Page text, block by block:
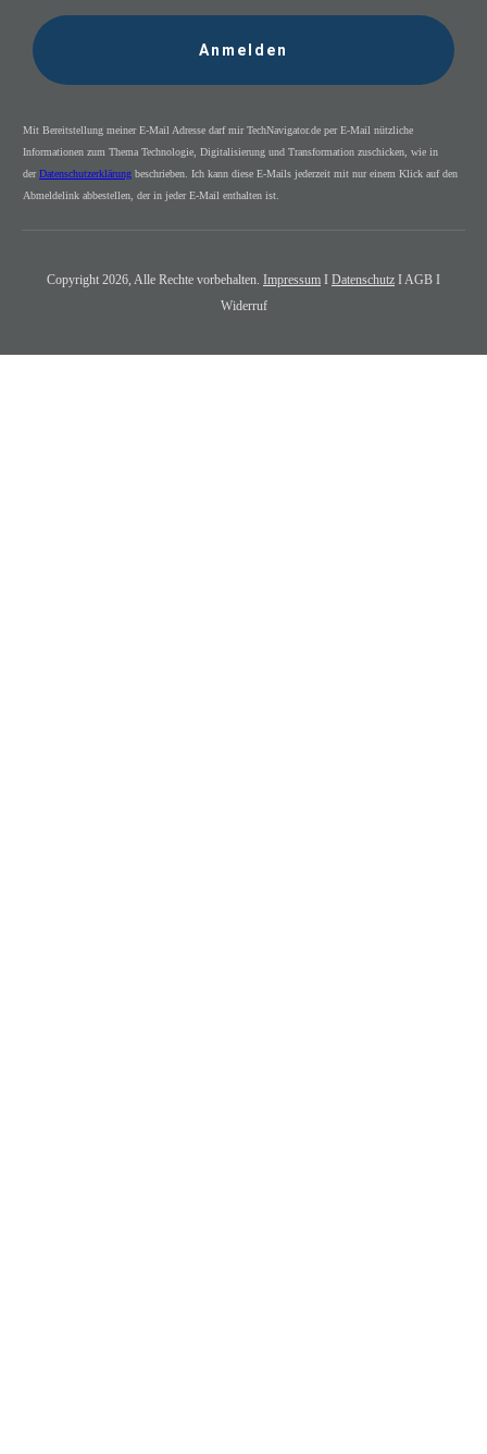
Anmelden
Mit Bereitstellung meiner E-Mail Adresse darf mir TechNavigator.de per E-Mail nützliche
Informationen zum Thema Technologie, Digitalisierung und Transformation zuschicken, wie in
derDatenschutzerklärung beschrieben. Ich kann diese E-Mails jederzeit mit nur einem Klick auf den
Abmeldelink abbestellen, der in jeder E-Mail enthalten ist.
Copyright 2026 , Alle Rechte vorbehalten. Impressum I Datenschutz I AGB I
Widerruf